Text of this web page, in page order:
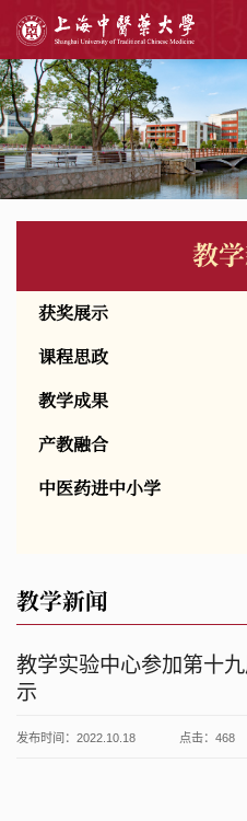
教
获奖展示
课程思政
教学成果
产教融合
中医药进中小学
教学新闻
教学实验中心参加第十
示
发布时间：2022.10.18 点击： 468